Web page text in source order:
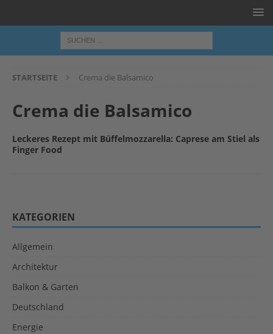
STARTSEITE Crema die Balsamico
Crema die Balsamico
Leckeres Rezept mit Büffelmozzarella: Caprese am Stiel als
Finger Food
KATEGORIEN
Allgemein
Architektur
Balkon & Garten
Deutschland
Energie